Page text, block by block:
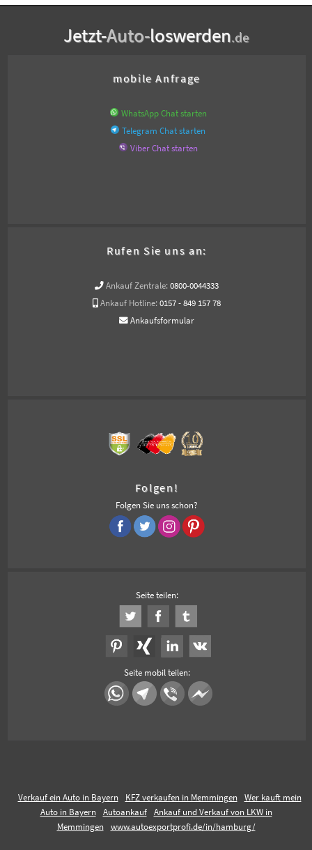
Jetzt-Auto-loswerden.de
mobile Anfrage
WhatsApp Chat starten
Telegram Chat starten
Viber Chat starten
Rufen Sie uns an:
Ankauf Zentrale: 0800-0044333
Ankauf Hotline: 0157 - 849 157 78
Ankaufsformular
Folgen!
Folgen Sie uns schon?
Seite teilen:
Seite mobil teilen:
Verkauf ein Auto in Bayern KFZ verkaufen in Memmingen
Wer kauft mein
Auto in Bayern
Autoankauf
Ankauf und Verkauf von LKW in
Memmingen
www.autoexportprofi.de/in/hamburg/